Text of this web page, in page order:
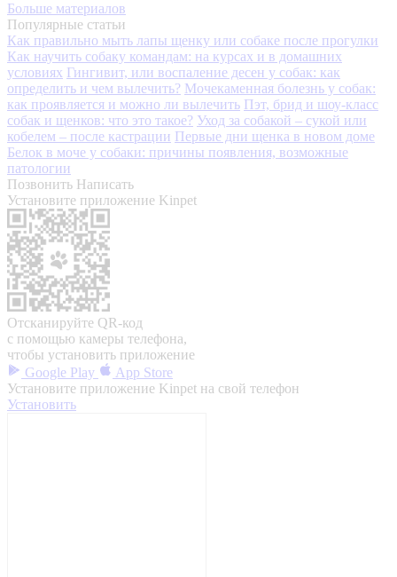
Больше материалов
Популярные статьи
Как правильно мыть лапы щенку или собаке после прогулки
Как научить собаку командам: на курсах и в домашних
условиях Гингивит, или воспаление десен у собак: как
определить и чем вылечить? Мочекаменная болезнь у собак:
как проявляется и можно ли вылечить Пэт, брид и шоу-класс
собак и щенков: что это такое? Уход за собакой – сукой или
кобелем – после кастрации Первые дни щенка в новом доме
Белок в моче у собаки: причины появления, возможные
патологии
Позвонить Написать
Установите приложение Kinpet
Отсканируйте QR-код
с помощью камеры телефона,
чтобы установить приложение
Google Play
App Store
Установите приложение Kinpet на свой телефон
Установить